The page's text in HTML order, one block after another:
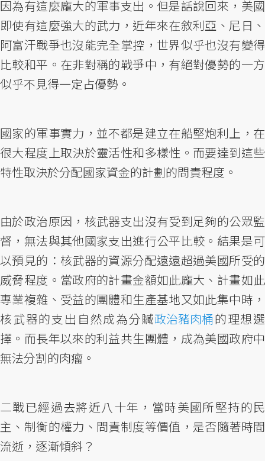
因為有這麼龐大的軍事支出。但是話說回來，美國
即使有這麼強大的武力，近年來在敘利亞、尼日、
阿富汗戰爭也沒能完全掌控，世界似乎也沒有變得
比較和平。在非對稱的戰爭中，有絕對優勢的一方
似乎不見得一定占優勢。
國家的軍事實力，並不都是建立在船堅炮利上，在
很大程度上取決於靈活性和多樣性。而要達到這些
特性取決於分配國家資金的計劃的問責程度。
由於政治原因，核武器支出沒有受到足夠的公眾監
督，無法與其他國家支出進行公平比較。結果是可
以預見的：核武器的資源分配遠遠超過美國所受的
威脅程度。當政府的計畫金額如此龐大、計畫如此
專業複雜、受益的團體和生產基地又如此集中時，
核武器的支出自然成為分贓政治豬肉桶的理想選
擇。而長年以來的利益共生團體，成為美國政府中
無法分割的肉瘤。
二戰已經過去將近八十年，當時美國所堅持的民
主、制衡的權力、問責制度等價值，是否隨著時間
流逝，逐漸傾斜？